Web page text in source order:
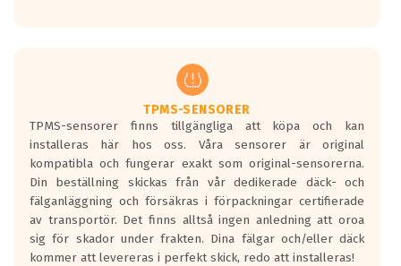
regelverket som introduceras år 2016.
Ett däck med två svarta vågor är redan
godkända för år 2016 nya regelverk.
Ett däck med en svart våg kommer vara
minst tre decibel tystare än det
regelverk som börjar gälla 2016.
TPMS-SENSORER
TPMS-sensorer finns tillgängliga att köpa och kan
installeras här hos oss. Våra sensorer är original
kompatibla och fungerar exakt som original-sensorerna.
Din beställning skickas från vår dedikerade däck- och
fälganläggning och försäkras i förpackningar certifierade
av transportör. Det finns alltså ingen anledning att oroa
sig för skador under frakten. Dina fälgar och/eller däck
kommer att levereras i perfekt skick, redo att installeras!